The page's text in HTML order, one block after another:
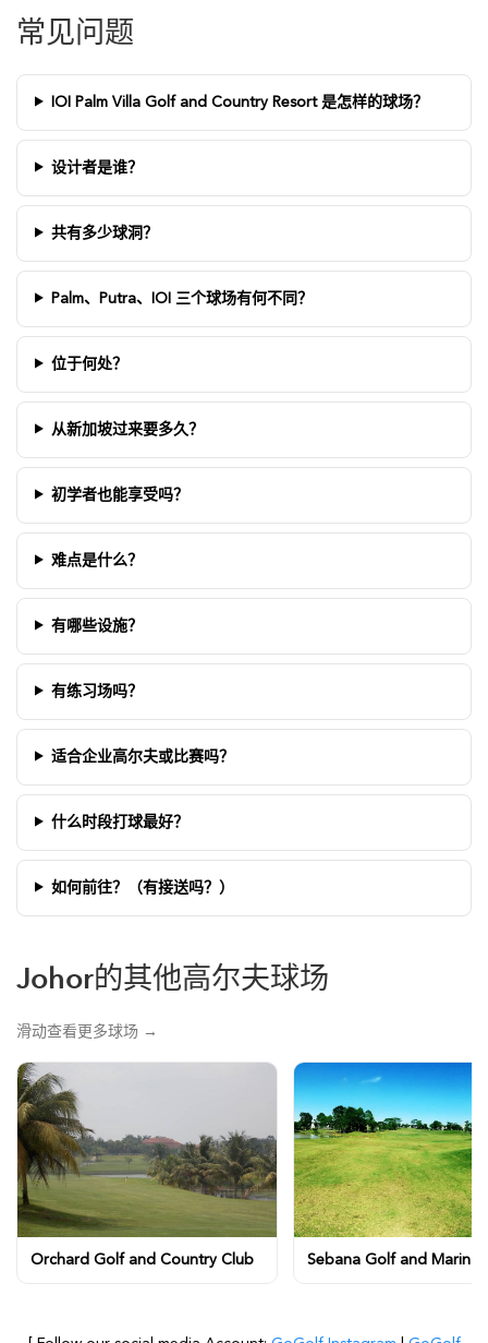
常见问题
IOI Palm Villa Golf and Country Resort 是怎样的球场？
设计者是谁？
共有多少球洞？
Palm、Putra、IOI 三个球场有何不同？
位于何处？
从新加坡过来要多久？
初学者也能享受吗？
难点是什么？
有哪些设施？
有练习场吗？
适合企业高尔夫或比赛吗？
什么时段打球最好？
如何前往？（有接送吗？）
Johor的其他高尔夫球场
滑动查看更多球场 →
Orchard Golf and Country Club Sebana Golf and Marina